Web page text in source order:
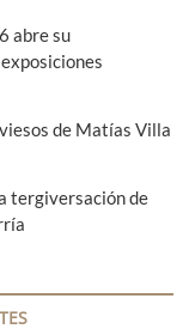
abre su
de Matías Villa
tergiversación de